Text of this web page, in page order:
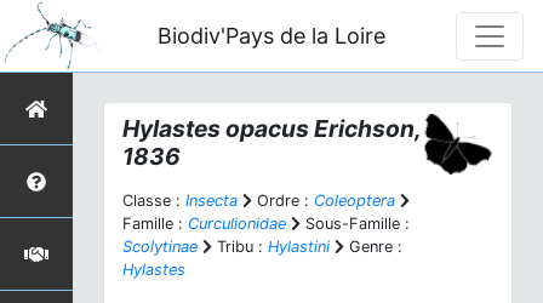
Biodiv'Pays de la Loire
Hylastes opacus Erichson,
1836
Classe : Insecta Ordre : Coleoptera
Famille : Curculionidae
Sous-Famille :
Scolytinae
Tribu : Hylastini
Genre :
Hylastes